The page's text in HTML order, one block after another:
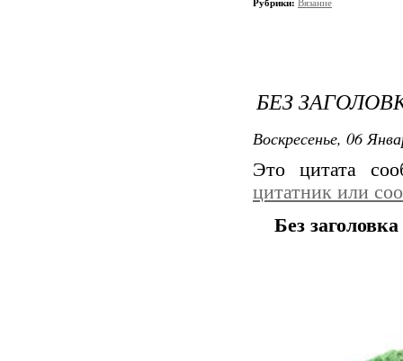
Рубрики: Вязание
БЕЗ
Воскресенье, 06
Это цитата
цитатник или
Без заголовка